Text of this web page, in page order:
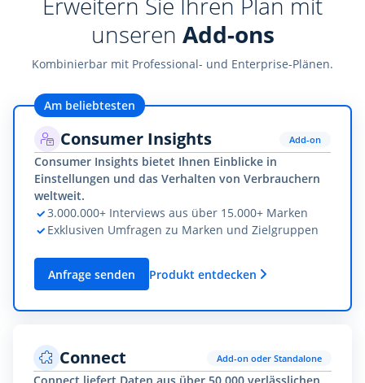
unseren Add-ons
Kombinierbar mit Professional- und Enterprise-Plänen.
Am beliebtesten
Consumer Insights Add-on
Consumer Insights bietet Ihnen Einblicke in
Einstellungen und das Verhalten von Verbrauchern
weltweit.
3.000.000+ Interviews aus über 15.000+ Marken
Exklusiven Umfragen zu Marken und Zielgruppen
Anfrage senden Produkt entdecken
Connect Add-on oder Standalone